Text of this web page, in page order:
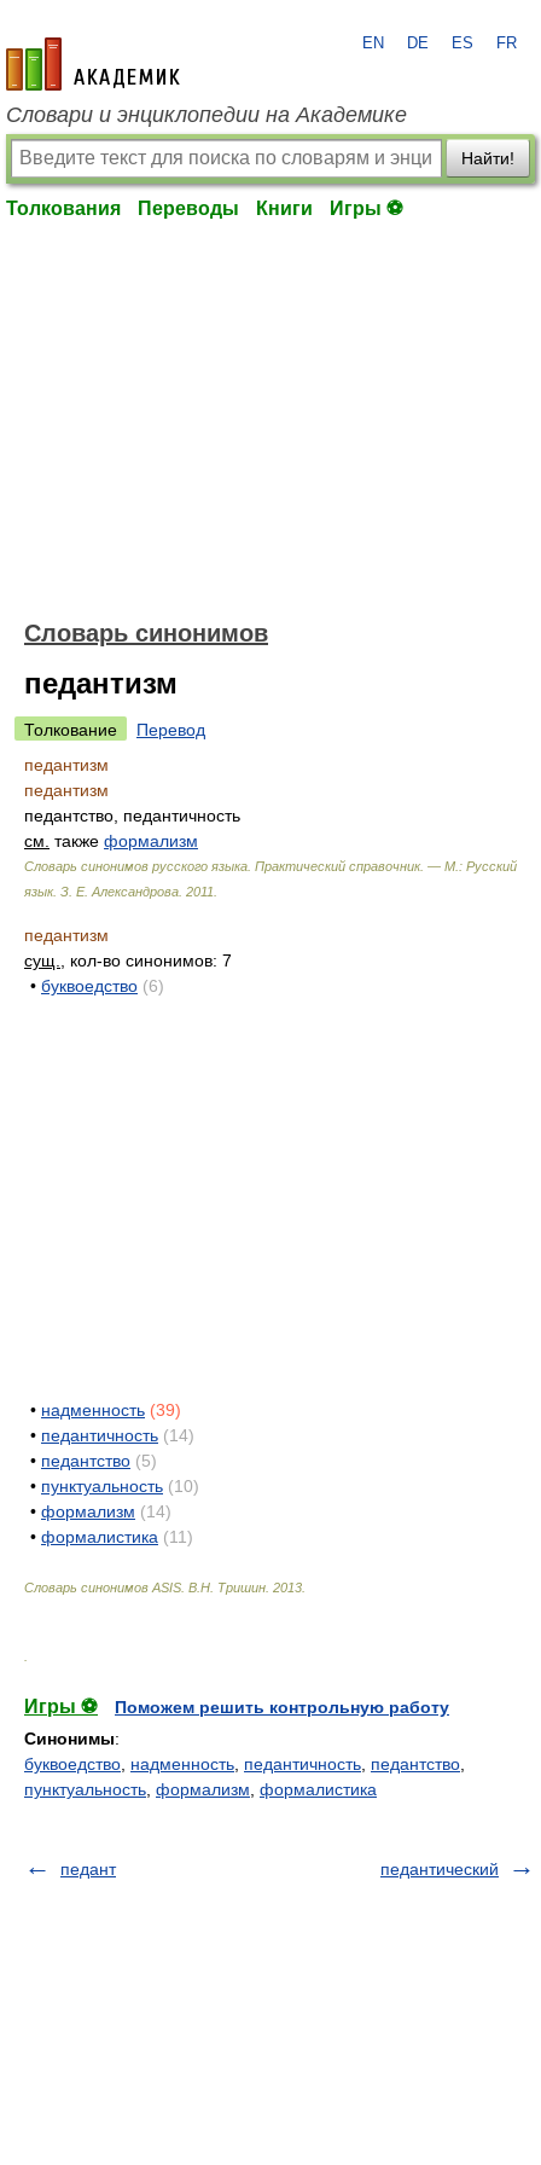
academic.ru
EN DE ES FR
Словари и энциклопедии на Академике
Найти!
Толкования Переводы Книги Игры ⚽
Словарь синонимов
педантизм
Толкование
Перевод
педантизм
педантизм
педантство, педантичность
см. также формализм
Словарь синонимов русского языка. Практический справочник. — М.: Русский
язык. З. Е. Александрова 2011
педантизм
сущ.
, кол-во синонимов: 7
• буквоедство (6)
• надменность (39)
• педантичность (14)
• педантство (5)
• пунктуальность (10)
• формализм (14)
• формалистика (11)
Словарь синонимов ASIS. В.Н. Тришин 2013
Игры ⚽
Поможем решить контрольную работу
Синонимы:
буквоедство надменность педантичность педантство
пунктуальность формализм формалистика
педант педантический